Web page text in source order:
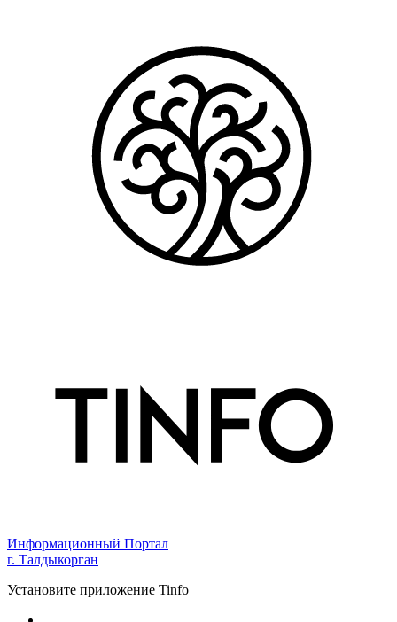
Информационный Портал
г. Талдыкорган
Установите приложение Tinfo